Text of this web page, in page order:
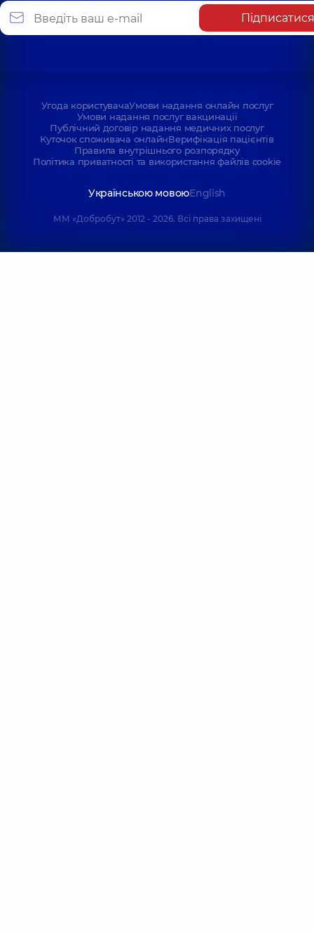
Підписатися
Угода користувачаУмови надання онлайн послуг
Умови надання послуг вакцинації
Публічний договір надання медичних послуг
Куточок споживача онлайнВерифікація пацієнтів
Правила внутрішнього розпорядку
Політика приватності та використання файлів cookie
Українською мовоюEnglish
ММ «Добробут» 2012 - 2026. Всі права захищені